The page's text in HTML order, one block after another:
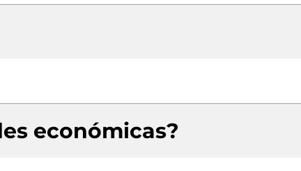
económicas?